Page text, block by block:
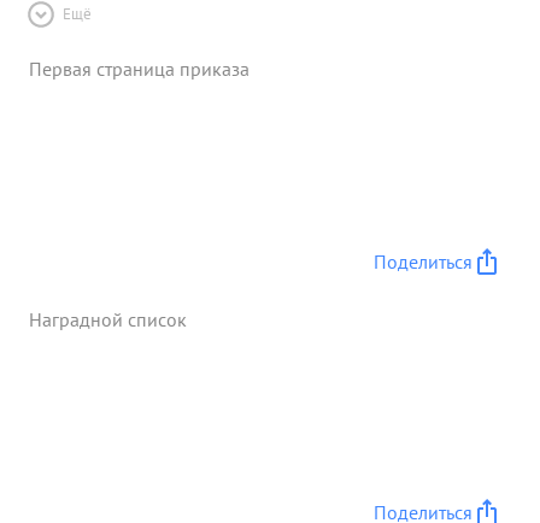
Ещё
Первая страница приказа
Поделиться
Наградной список
Поделиться